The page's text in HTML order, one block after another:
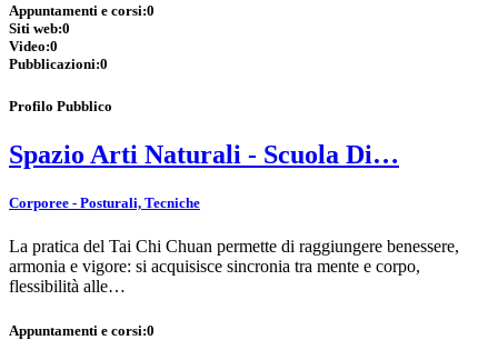
Appuntamenti e corsi:0
Siti web:0
Video:0
Pubblicazioni:0
Profilo Pubblico
Spazio Arti Naturali - Scuola Di…
Corporee - Posturali, Tecniche
La pratica del Tai Chi Chuan permette di raggiungere benessere,
armonia e vigore: si acquisisce sincronia tra mente e corpo,
flessibilità alle…
Appuntamenti e corsi:0